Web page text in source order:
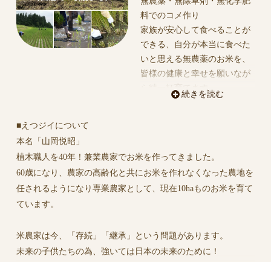
料でのコメ作り
家族が安心して食べることが
できる、自分が本当に食べた
いと思える無農薬のお米を、
皆様の健康と幸せを願いなが
ら精一杯育てます
味しさです。自然（土）の深
み、食べれば実感、納得頂け
ると思います
通じ、一味も二味もお米の本
来の美味しさに気付いていた
続きを読む
■えつジイについて
本名「山岡悦昭」
植木職人を40年！兼業農家でお米を作ってきました。
60歳になり、農家の高齢化と共にお米を作れなくなった農地を
任されるようになり専業農家として、現在10haものお米を育て
ています。
米農家は今、「存続」「継承」という問題があります。
未来の子供たちの為、強いては日本の未来のために！